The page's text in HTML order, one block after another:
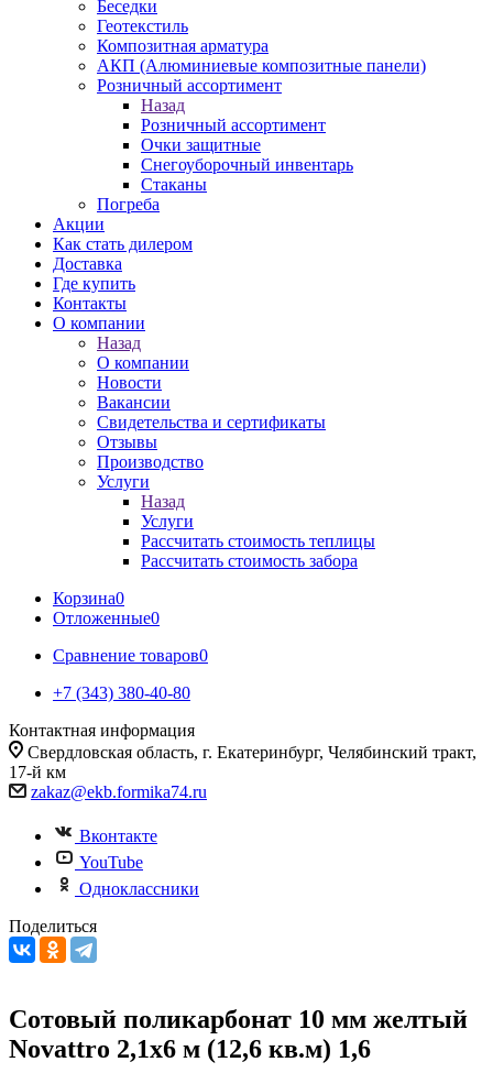
Беседки
Геотекстиль
Композитная арматура
АКП (Алюминиевые композитные панели)
Розничный ассортимент
Назад
Розничный ассортимент
Очки защитные
Снегоуборочный инвентарь
Стаканы
Погреба
Акции
Как стать дилером
Доставка
Где купить
Контакты
О компании
Назад
О компании
Новости
Вакансии
Свидетельства и сертификаты
Отзывы
Производство
Услуги
Назад
Услуги
Рассчитать стоимость теплицы
Рассчитать стоимость забора
Корзина0
Отложенные0
Сравнение товаров0
+7 (343) 380-40-80
Контактная информация
Свердловская область, г. Екатеринбург, Челябинский тракт,
17-й км
zakaz@ekb.formika74.ru
Вконтакте
YouTube
Одноклассники
Поделиться
Сотовый поликарбонат 10 мм желтый
Novattro 2,1х6 м (12,6 кв.м) 1,6